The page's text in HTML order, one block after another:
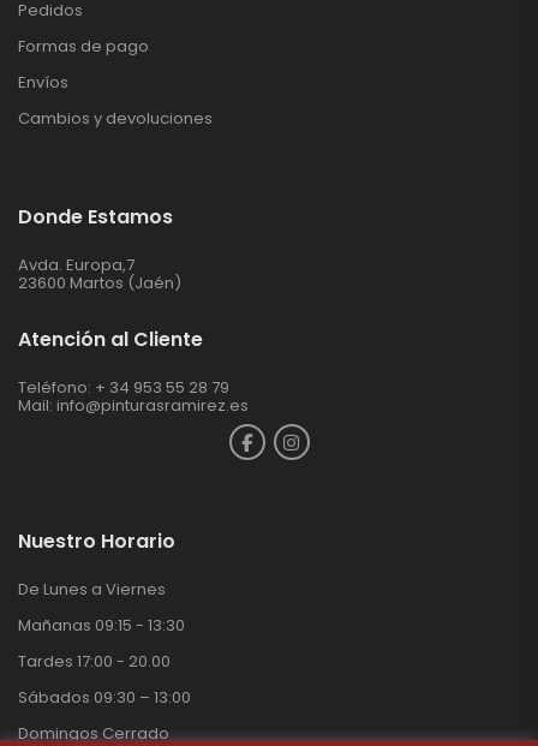
Pedidos
Formas de pago
Envíos
Cambios y devoluciones
Donde Estamos
Avda. Europa,7
23600 Martos (Jaén)
Atención al Cliente
Teléfono: + 34 953 55 28 79
Mail: info@pinturasramirez.es
Nuestro Horario
De Lunes a Viernes
Mañanas 09:15 - 13:30
Tardes 17:00 - 20.00
Sábados 09:30 – 13:00
Domingos Cerrado